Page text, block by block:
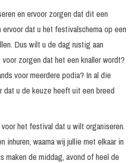
en ervoor zorgen dat dit een
dat u het festivalschema op een
Dus wilt u de dag rustig aan
voor zorgen dat het een knaller wordt?
voor meerdere podia? In al die
dat u de keuze heeft uit een breed
het festival dat u wilt organiseren.
inhuren, waarna wij jullie met elkaar in
maken de middag, avond of heel de